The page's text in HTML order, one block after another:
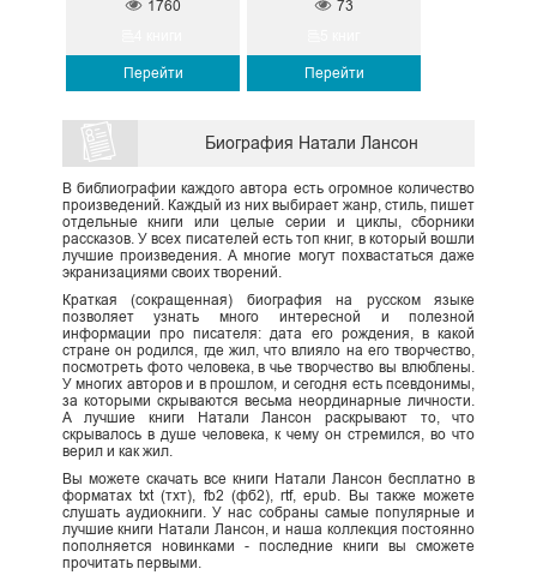
Перейти
1760
Перейти
73
Биография Натали Лансон
В библиографии каждого автора есть огромное количество
произведений. Каждый из них выбирает жанр, стиль, пишет
отдельные книги или целые серии и циклы, сборники
рассказов. У всех писателей есть топ книг, в который вошли
лучшие произведения. А многие могут похвастаться даже
экранизациями своих творений.
Краткая (сокращенная) биография на русском языке
позволяет узнать много интересной и полезной
информации про писателя: дата его рождения, в какой
стране он родился, где жил, что влияло на его творчество,
посмотреть фото человека, в чье творчество вы влюблены.
У многих авторов и в прошлом, и сегодня есть псевдонимы,
за которыми скрываются весьма неординарные личности.
А лучшие книги Натали Лансон раскрывают то, что
скрывалось в душе человека, к чему он стремился, во что
верил и как жил.
Вы можете скачать все книги Натали Лансон бесплатно в
форматах txt (тхт), fb2 (фб2), rtf, epub. Вы также можете
слушать аудиокниги. У нас собраны самые популярные и
лучшие книги Натали Лансон, и наша коллекция постоянно
пополняется новинками - последние книги вы сможете
прочитать первыми.